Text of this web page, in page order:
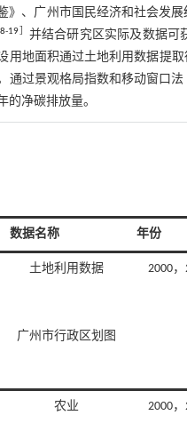
》、广州市国民经济和社会发
-19
并结合研究区实际及数据可
用地面积通过土地利用数据提
通过景观格局指数和移动窗口法
的净碳排放量。
数据名称 年份
土地利用数据 2000
广州市行政区划图
农业 2000